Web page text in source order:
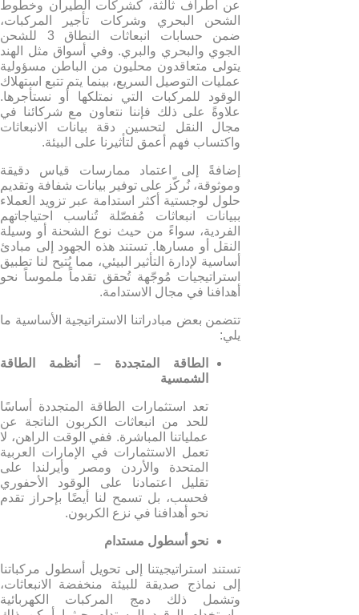
عن أطراف ثالثة، كشركات الطيران وخطوط
الشحن البحري وشركات تأجير المركبات،
ضمن حسابات انبعاثات النطاق 3 للشحن
الجوي والبحري والبري. وفي أسواق مثل الهند
يتولى متعاقدون محليون من الباطن مسؤولية
عمليات التوصيل السريع، بينما يتم تتبع استهلاك
الوقود للمركبات التي نمتلكها أو نستأجرها.
علاوةً على ذلك فإننا نتعاون مع شركائنا في
مجال النقل لتحسين دقة بيانات الانبعاثات
واكتساب فهم أعمق لتأثيرنا على البيئة.
إضافةً إلى اعتماد ممارسات قياس دقيقة
وموثوقة، نُركّز على توفير بيانات شفافة وتقديم
حلول لوجستية أكثر استدامة عبر تزويد العملاء
ببيانات انبعاثات مُفصّلة تُناسب احتياجاتهم
الفردية، سواءً من حيث نوع الشحنة أو وسيلة
النقل أو مسارها. تستند هذه الجهود إلى مبادئ
أساسية لإدارة التأثير البيئي، مما يُتيح لنا تطبيق
استراتيجيات مُوجّهة تُحقق تقدماً ملموساً نحو
أهدافنا في مجال الاستدامة.
تتضمن بعض مبادراتنا الاستراتيجية الأساسية ما
يلي:
الطاقة المتجددة – أنظمة الطاقة
الشمسية
تعد استثمارات الطاقة المتجددة أساسًا
للحد من انبعاثات الكربون الناتجة عن
عملياتنا المباشرة. ففي الوقت الراهن، لا
تعمل الاستثمارات في الإمارات العربية
المتحدة والأردن ومصر وأيرلندا على
تقليل اعتمادنا على الوقود الأحفوري
فحسب، بل تسمح لنا أيضًا بإحراز تقدم
نحو أهدافنا في نزع الكربون.
نحو أسطول مستدام
تستند استراتيجيتنا إلى تحويل أسطول مركباتنا
إلى نماذج صديقة للبيئة منخفضة الانبعاثات،
وتشمل ذلك دمج المركبات الكهربائية